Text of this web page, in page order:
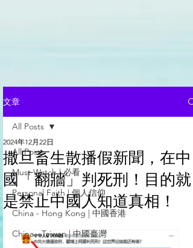
文章
All Posts
Must Watch | 必看
Personal Faith | 個人信仰
China - Hong Kong | 中國香港
China - Taiwan | 中國臺灣
All Posts
撒旦畜生散播假新聞，在中
國「翻牆」判死刑！目的就
是禁止中國人知道真相！
2024年12月22日